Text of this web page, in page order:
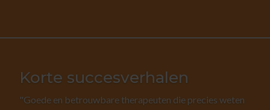
Korte succesverhalen
"Goede en betrouwbare therapeuten die precies weten